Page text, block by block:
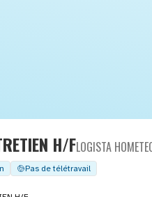
H/FLOGISTA
Pas de télétravail